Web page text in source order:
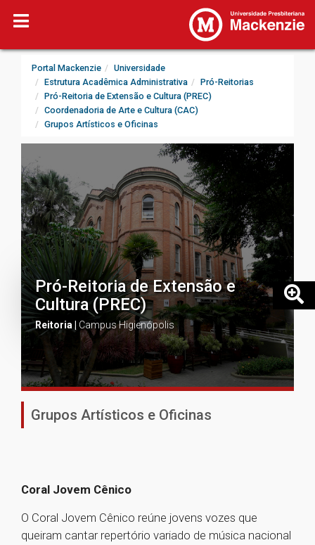
Portal Mackenzie
Universidade
Estrutura Acadêmica Administrativa
Pró-Reitorias
Pró-Reitoria de Extensão e Cultura (PREC)
Coordenadoria de Arte e Cultura (CAC)
Grupos Artísticos e Oficinas
Pró-Reitoria de Extensão e
Cultura (PREC)
Reitoria | Campus Higienópolis
Grupos Artísticos e Oficinas
Coral Jovem Cênico
O Coral Jovem Cênico reúne jovens vozes que
queiram cantar repertório variado de música nacional